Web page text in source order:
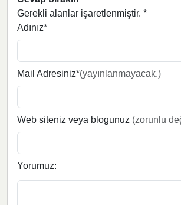
Gerekli alanlar işaretlenmiştir. *
Adınız*
Mail Adresiniz*(yayınlanmayacak.)
Web siteniz veya blogunuz (zorunlu
Yorumuz: